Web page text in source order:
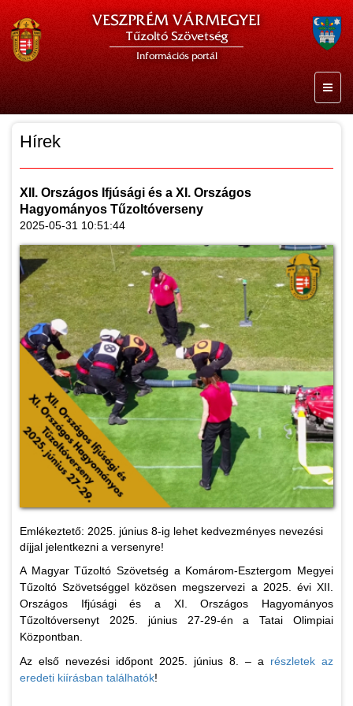
VESZPRÉM VÁRMEGYEI
Tűzoltó Szövetség
Információs portál
Hírek
XII. Országos Ifjúsági és a XI. Országos
Hagyományos Tűzoltóverseny
2025-05-31 10:51:44
Emlékeztető: 2025. június 8-ig lehet kedvezményes nevezési
díjjal jelentkezni a versenyre!
A Magyar Tűzoltó Szövetség a Komárom-Esztergom Megyei
Tűzoltó Szövetséggel közösen megszervezi a 2025. évi XII.
Országos Ifjúsági és a XI. Országos Hagyományos
Tűzoltóversenyt 2025. június 27-29-én a Tatai Olimpiai
Központban.
Az első nevezési időpont 2025. június 8. – a részletek az
eredeti kiírásban találhatók!